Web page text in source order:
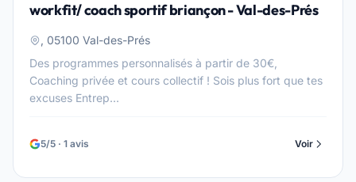
workfit/ coach sportif briançon - Val-des-Prés
, 05100 Val-des-Prés
Des programmes personnalisés à partir de 30€,
Coaching privée et cours collectif ! Sois plus fort que tes
excuses Entrep...
5/5 · 1 avis Voir